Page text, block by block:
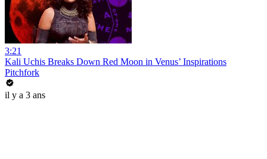
3:21
Kali Uchis Breaks Down Red Moon in Venus’ Inspirations
Pitchfork
il y a 3 ans